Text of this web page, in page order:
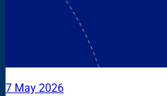
7 May 2026